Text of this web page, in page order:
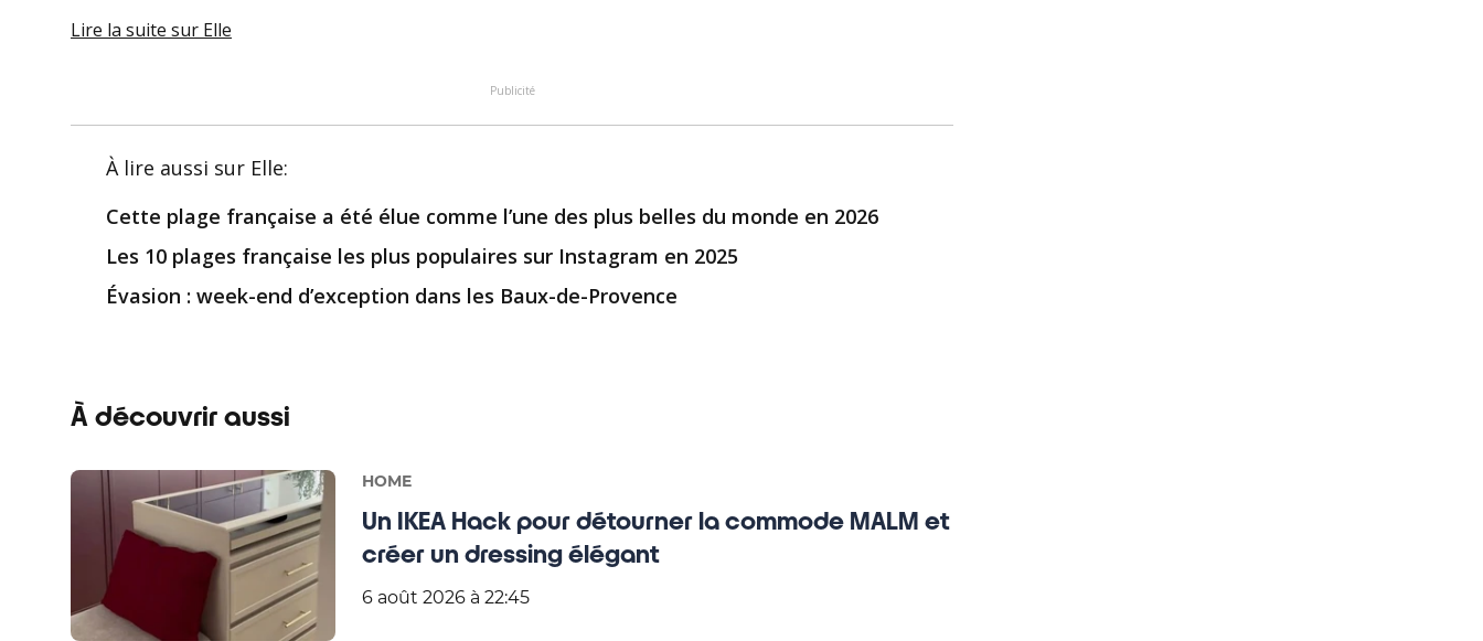
Lire la suite sur Elle
Publicité
À lire aussi sur Elle:
Cette plage française a été élue comme l’une des plus belles du monde en 2026
Les 10 plages française les plus populaires sur Instagram en 2025
Évasion : week-end d’exception dans les Baux-de-Provence
À découvrir aussi
HOME
Un IKEA Hack pour détourner la commode MALM et
créer un dressing élégant
6 août 2026 à 22:45